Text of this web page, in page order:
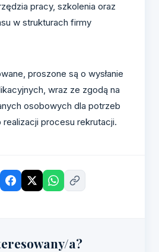
pracy, szkolenia oraz
w strukturach firmy
proszone są o wysłanie
wraz ze zgodą na
osobowych dla potrzeb
procesu rekrutacji.
a?